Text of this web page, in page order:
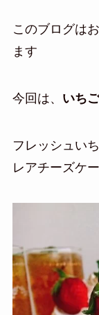
このブログは
ます
今回は、 いち
フレッシュい
レアチーズケ